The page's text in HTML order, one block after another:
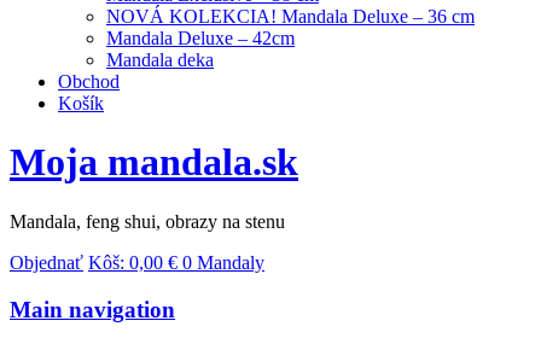
NOVÁ KOLEKCIA! Mandala Deluxe – 36 cm
Mandala Deluxe – 42cm
Mandala deka
Obchod
Košík
Moja mandala.sk
Mandala, feng shui, obrazy na stenu
Objednať Kôš: 0,00 € 0 Mandaly
Main navigation